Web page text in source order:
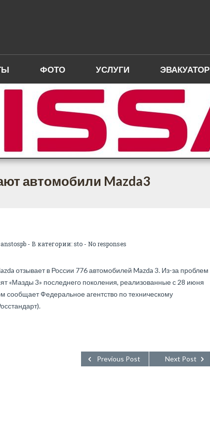
ФОТО УСЛУГИ ЭВАКУАТОР
автомобили Mazda3
- В категории:sto - No responses
отзывает в России 776 автомобилей Mazda 3. Из-за проблем
«Мазды 3» последнего поколения, реализованные с 28 июня
сообщает Федеральное агентство по техническому
Next Post
Previous Post